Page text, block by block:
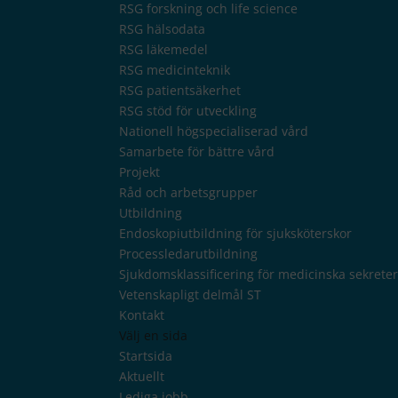
RSG forskning och life science
RSG hälsodata
RSG läkemedel
RSG medicinteknik
RSG patientsäkerhet
RSG stöd för utveckling
Nationell högspecialiserad vård
Samarbete för bättre vård
Projekt
Råd och arbetsgrupper
Utbildning
Endoskopiutbildning för sjuksköterskor
Processledarutbildning
Sjukdomsklassificering för medicinska
Vetenskapligt delmål ST
Kontakt
Välj en sida
Startsida
Aktuellt